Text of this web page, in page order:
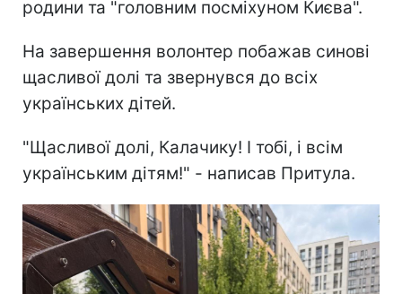
родини та "головним посміхуном Києва".
На завершення волонтер побажав синові
щасливої долі та звернувся до всіх
українських дітей.
"Щасливої долі, Калачику! І тобі, і всім
українським дітям!" - написав Притула.